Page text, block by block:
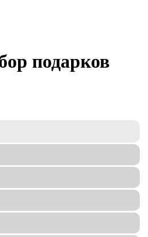
подарков